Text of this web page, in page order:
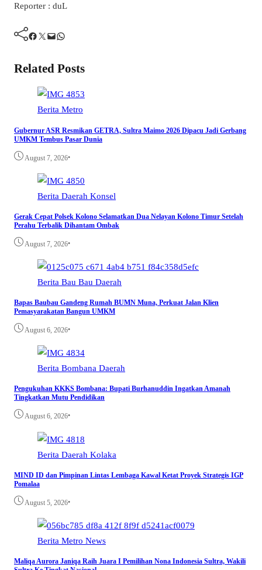
Reporter : duL
Facebook Twitter Mail WhatsApp
Related Posts
Berita Metro
Gubernur ASR Resmikan GETRA, Sultra Maimo 2026 Dipacu Jadi Gerbang
UMKM Tembus Pasar Dunia
August 7, 2026•
Berita Daerah Konsel
Gerak Cepat Polsek Kolono Selamatkan Dua Nelayan Kolono Timur Setelah
Perahu Terbalik Dihantam Ombak
August 7, 2026•
Berita Bau Bau Daerah
Bapas Baubau Gandeng Rumah BUMN Muna, Perkuat Jalan Klien
Pemasyarakatan Bangun UMKM
August 6, 2026•
Berita Bombana Daerah
Pengukuhan KKKS Bombana: Bupati Burhanuddin Ingatkan Amanah
Tingkatkan Mutu Pendidikan
August 6, 2026•
Berita Daerah Kolaka
MIND ID dan Pimpinan Lintas Lembaga Kawal Ketat Proyek Strategis IGP
Pomalaa
August 5, 2026•
Berita Metro News
Maliqa Aurora Janiqa Raih Juara I Pemilihan Nona Indonesia Sultra, Wakili